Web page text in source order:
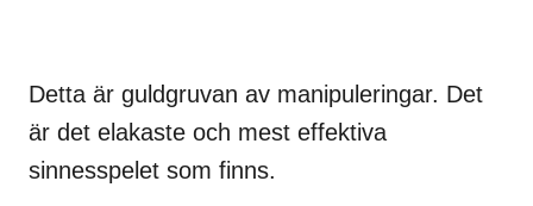
Detta är guldgruvan av manipuleringar. Det
är det elakaste och mest effektiva
sinnesspelet som finns.